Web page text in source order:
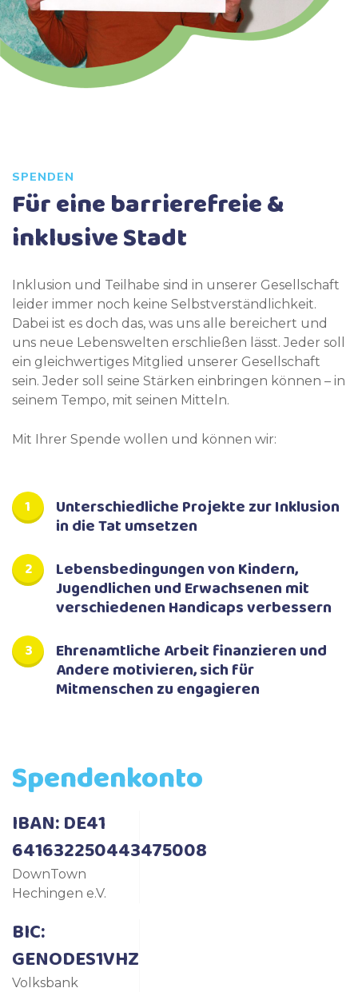
SPENDEN
Für eine barrierefreie &
inklusive Stadt
Inklusion und Teilhabe sind in unserer Gesellschaft
leider immer noch keine Selbstverständlichkeit.
Dabei ist es doch das, was uns alle bereichert und
uns neue Lebenswelten erschließen lässt. Jeder soll
ein gleichwertiges Mitglied unserer Gesellschaft
sein. Jeder soll seine Stärken einbringen können – in
seinem Tempo, mit seinen Mitteln.
Mit Ihrer Spende wollen und können wir:
Unterschiedliche Projekte zur Inklusion
in die Tat umsetzen
Lebensbedingungen von Kindern,
Jugendlichen und Erwachsenen mit
verschiedenen Handicaps verbessern
Ehrenamtliche Arbeit finanzieren und
Andere motivieren, sich für
Mitmenschen zu engagieren
Spendenkonto
IBAN: DE41
641632250443475008
DownTown
Hechingen e.V.
BIC:
GENODES1VHZ
Volksbank